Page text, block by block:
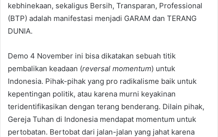
kebhinekaan, sekaligus Bersih, Transparan, Professional
(BTP) adalah manifestasi menjadi GARAM dan TERANG
DUNIA.
Demo 4 November ini bisa dikatakan sebuah titik
pembalikan keadaan (reversal momentum) untuk
Indonesia. Pihak-pihak yang pro radikalisme baik untuk
kepentingan politik, atau karena murni keyakinan
teridentifikasikan dengan terang benderang. Dilain pihak,
Gereja Tuhan di Indonesia mendapat momentum untuk
pertobatan. Bertobat dari jalan-jalan yang jahat karena